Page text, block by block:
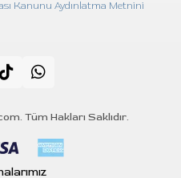
Kanunu Aydınlatma Metnini
Tüm Hakları Saklıdır.